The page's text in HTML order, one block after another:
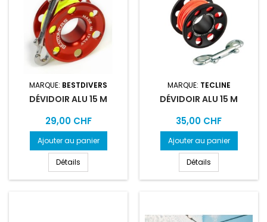
MARQUE: BESTDIVERS
DÉVIDOIR ALU 15 M
Prix
29,00 CHF
Ajouter au panier
Détails
MARQUE: TECLINE
DÉVIDOIR ALU 15 M
Prix
35,00 CHF
Ajouter au panier
Détails